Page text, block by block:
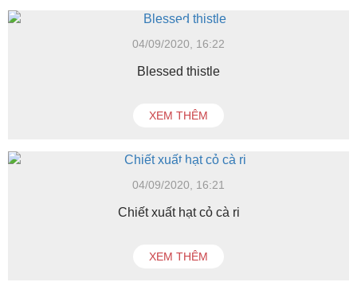
04/09/2020, 16:22
Blessed thistle
XEM THÊM
04/09/2020, 16:21
Chiết xuất hạt cỏ cà ri
XEM THÊM